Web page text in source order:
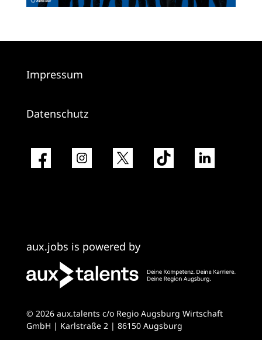
Impressum
Datenschutz
aux.jobs is powered by
© 2026 aux.talents c/o Regio Augsburg Wirtschaft
GmbH | Karlstraße 2 | 86150 Augsburg